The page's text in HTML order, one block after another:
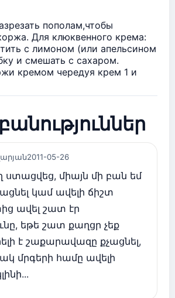
пополам,чтобы
Для клюквенного крема:
с лимоном (или апельсином
и смешать с сахаром.
кремом чередуя крем 1 и
2011-05-26
միայն մի բան եմ
կամ ավելի ճիշտ
ավել շատ էր
եթե շատ քաղցր չեք
է շաքարավազը քչացնել,
մրգերի համը ավելի